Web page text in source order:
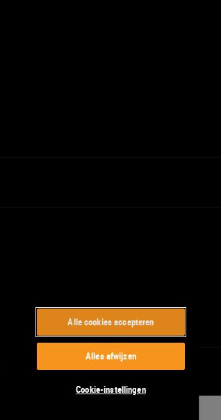
Alle cookies accepteren
Alles afwijzen
Cookie-instellingen